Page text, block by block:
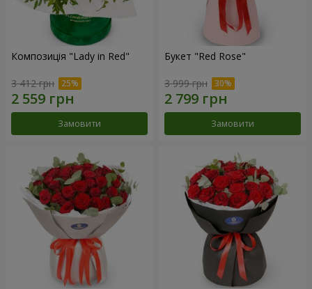
Композиція "Lady in Red"
3 412 грн
Замовити
Букет "Red Rose"
3 999 грн
Замовити